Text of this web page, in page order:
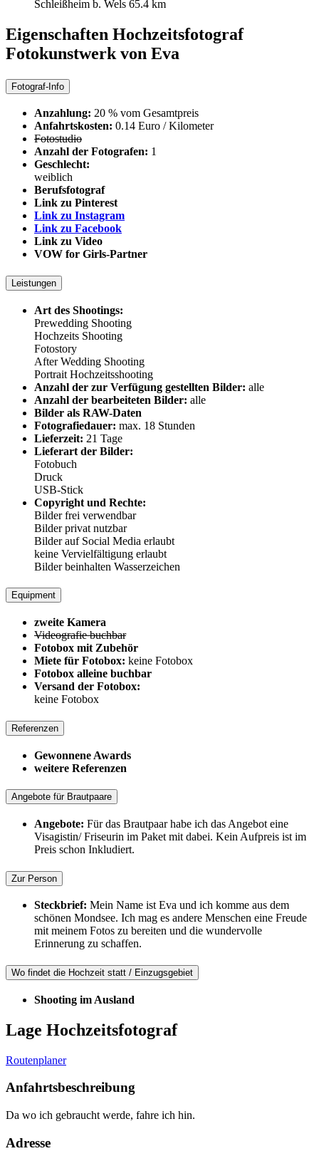
Schleißheim b. Wels 65.4 km
Eigenschaften Hochzeitsfotograf
Fotokunstwerk von Eva
Fotograf-Info
Anzahlung: 20 % vom Gesamtpreis
Anfahrtskosten: 0.14 Euro / Kilometer
Fotostudio
Anzahl der Fotografen: 1
Geschlecht:
weiblich
Berufsfotograf
Link zu Pinterest
Link zu Instagram
Link zu Facebook
Link zu Video
VOW for Girls-Partner
Leistungen
Art des Shootings:
Prewedding Shooting
Hochzeits Shooting
Fotostory
After Wedding Shooting
Portrait Hochzeitsshooting
Anzahl der zur Verfügung gestellten Bilder: alle
Anzahl der bearbeiteten Bilder: alle
Bilder als RAW-Daten
Fotografiedauer: max. 18 Stunden
Lieferzeit: 21 Tage
Lieferart der Bilder:
Fotobuch
Druck
USB-Stick
Copyright und Rechte:
Bilder frei verwendbar
Bilder privat nutzbar
Bilder auf Social Media erlaubt
keine Vervielfältigung erlaubt
Bilder beinhalten Wasserzeichen
Equipment
zweite Kamera
Videografie buchbar
Fotobox mit Zubehör
Miete für Fotobox: keine Fotobox
Fotobox alleine buchbar
Versand der Fotobox:
keine Fotobox
Referenzen
Gewonnene Awards
weitere Referenzen
Angebote für Brautpaare
Angebote: Für das Brautpaar habe ich das Angebot eine
Visagistin/ Friseurin im Paket mit dabei. Kein Aufpreis ist im
Preis schon Inkludiert.
Zur Person
Steckbrief: Mein Name ist Eva und ich komme aus dem
schönen Mondsee. Ich mag es andere Menschen eine Freude
mit meinem Fotos zu bereiten und die wundervolle
Erinnerung zu schaffen.
Wo findet die Hochzeit statt / Einzugsgebiet
Shooting im Ausland
Lage Hochzeitsfotograf
Routenplaner
Anfahrtsbeschreibung
Da wo ich gebraucht werde, fahre ich hin.
Adresse